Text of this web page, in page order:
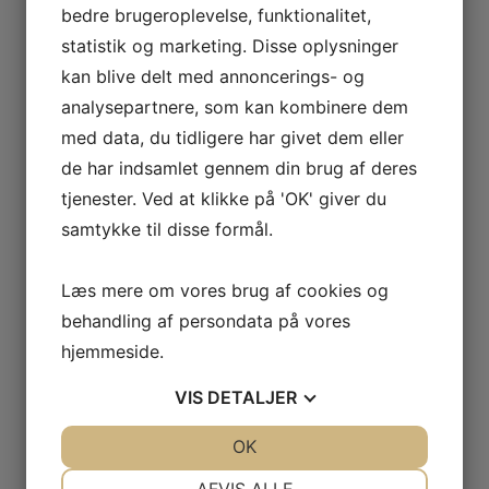
Seneste indlæg
Få professionel hjælp af en anlægsgartner i Horsens til din
drømmehave
Få lækker og fleksibel catering i Taastrup til alle typer
arrangementer
Sådan vælger du det rette autoværksted til din bil
Sådan vælger og vedligeholder du det rette skærende værktøj
for optimal præcision
rette maler
bedre brugeroplevelse, funktionalitet,
statistik og marketing. Disse oplysninger
kan blive delt med annoncerings- og
analysepartnere, som kan kombinere dem
med data, du tidligere har givet dem eller
de har indsamlet gennem din brug af deres
tjenester. Ved at klikke på 'OK' giver du
samtykke til disse formål.
Læs mere om vores brug af cookies og
behandling af persondata på vores
hjemmeside.
VIS DETALJER
OK